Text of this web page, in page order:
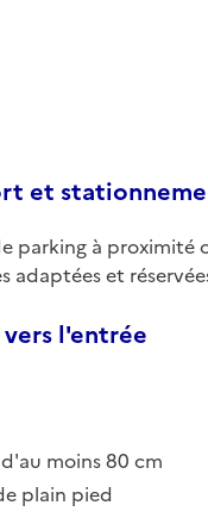
et
parking à proximité
adaptées et
l'entrée
moins 80 cm
plain pied